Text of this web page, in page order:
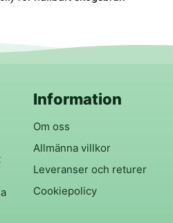
Information
Om oss
Allmänna villkor
Leveranser och returer
Cookiepolicy